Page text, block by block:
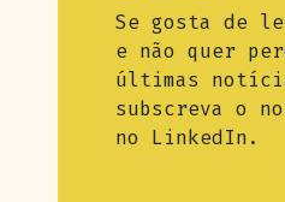
Se gosta de
e não quer
últimas
subscreva o
no LinkedIn.